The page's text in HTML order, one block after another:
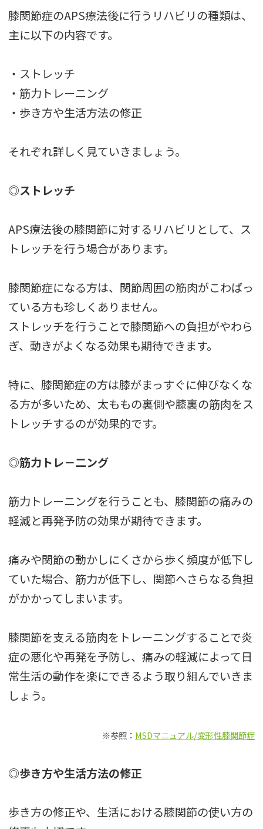
膝関節症のAPS療法後に行うリハビリの種類は、
主に以下の内容です。
・ストレッチ
・筋力トレーニング
・歩き方や生活方法の修正
それぞれ詳しく見ていきましょう。
◎ストレッチ
APS療法後の膝関節に対するリハビリとして、ス
トレッチを行う場合があります。
膝関節症になる方は、関節周囲の筋肉がこわばっ
ている方も珍しくありません。
ストレッチを行うことで膝関節への負担がやわら
ぎ、動きがよくなる効果も期待できます。
特に、膝関節症の方は膝がまっすぐに伸びなくな
る方が多いため、太ももの裏側や膝裏の筋肉をス
トレッチするのが効果的です。
◎筋力トレ－二ング
筋力トレーニングを行うことも、膝関節の痛みの
軽減と再発予防の効果が期待できます。
痛みや関節の動かしにくさから歩く頻度が低下し
ていた場合、筋力が低下し、関節へさらなる負担
がかかってしまいます。
膝関節を支える筋肉をトレーニングすることで炎
症の悪化や再発を予防し、痛みの軽減によって日
常生活の動作を楽にできるよう取り組んでいきま
しょう。
※参照： MSDマニュアル/変形性膝関節症
◎歩き方や生活方法の修正
歩き方の修正や、生活における膝関節の使い方の